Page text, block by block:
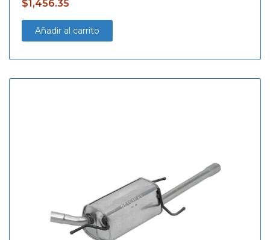
$1,456.35
Añadir al carrito